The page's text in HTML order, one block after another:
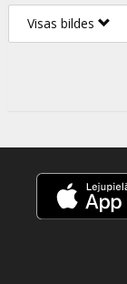
Visas bildes